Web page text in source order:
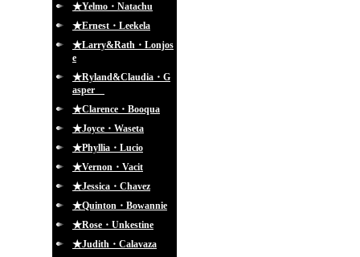
★Yelmo・Natachu
★Ernest・Leekela
★Larry&Rath・Lonjos
e
★Ryland&Claudia・G
asper
★Clarence・Booqua
★Joyce・Waseta
★Phyllia・Lucio
★Vernon・Vacit
★Jessica・Chavez
★Quinton・Bowannie
★Rose・Unkestine
★Judith・Calavaza